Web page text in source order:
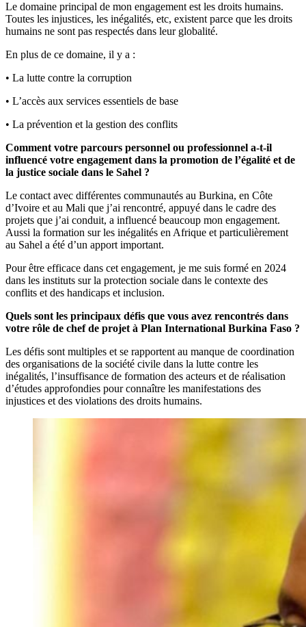
Le domaine principal de mon engagement est les droits humains.
Toutes les injustices, les inégalités, etc, existent parce que les droits
humains ne sont pas respectés dans leur globalité.
En plus de ce domaine, il y a :
• La lutte contre la corruption
• L’accès aux services essentiels de base
• La prévention et la gestion des conflits
Comment votre parcours personnel ou professionnel a-t-il
influencé votre engagement dans la promotion de l’égalité et de
la justice sociale dans le Sahel ?
Le contact avec différentes communautés au Burkina, en Côte
d’Ivoire et au Mali que j’ai rencontré, appuyé dans le cadre des
projets que j’ai conduit, a influencé beaucoup mon engagement.
Aussi la formation sur les inégalités en Afrique et particulièrement
au Sahel a été d’un apport important.
Pour être efficace dans cet engagement, je me suis formé en 2024
dans les instituts sur la protection sociale dans le contexte des
conflits et des handicaps et inclusion.
Quels sont les principaux défis que vous avez rencontrés dans
votre rôle de chef de projet à Plan International Burkina Faso ?
Les défis sont multiples et se rapportent au manque de coordination
des organisations de la société civile dans la lutte contre les
inégalités, l’insuffisance de formation des acteurs et de réalisation
d’études approfondies pour connaître les manifestations des
injustices et des violations des droits humains.